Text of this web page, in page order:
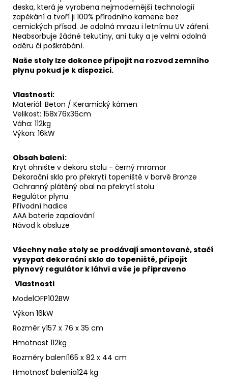
deska, která je vyrobena nejmodernější technologií
zapékání a tvoří ji 100% přírodního kamene bez
cemických přísad. Je odolná mrazu i letnímu UV záření.
Neabsorbuje žádné tekutiny, ani tuky a je velmi odolná
oděru či poškrábání.
Naše stoly lze dokonce připojit na rozvod zemního
plynu pokud je k dispozici.
Vlastnosti:
Materiál: Beton / Keramický kámen
Velikost: 158x76x36cm
Váha: 112kg
Výkon: 16kW
Obsah balení:
Kryt ohnište v dekoru stolu - černý mramor
Dekorační sklo pro překrytí topeniště v barvě Bronze
Ochranný plátěný obal na překrytí stolu
Regulátor plynu
Přívodní hadice
AAA baterie zapalování
Návod k obsluze
Všechny naše stoly se prodávají smontované, stačí
vysypat dekorační sklo do topeniště, připojit
plynový regulátor k láhvi a vše je připraveno
Vlastnosti
ModelOFP102BW
Výkon 16kW
Rozměr y157 x 76 x 35 cm
Hmotnost 112kg
Rozměry balení165 x 82 x 44 cm
Hmotnosť balenia124 kg